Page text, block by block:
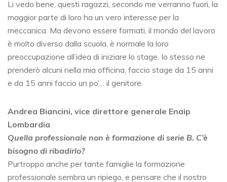
Li vedo bene, questi ragazzi, secondo me verranno fuori, la
maggior parte di loro ha un vero interesse per la
meccanica. Ma devono essere formati, il mondo del lavoro
è molto diverso dalla scuola, è normale la loro
preoccupazione all’idea di iniziare lo stage. Io stesso ne
prenderò alcuni nella mia officina, faccio stage da 15 anni
e da 15 anni faccio un po’… il genitore.
Andrea Biancini, vice direttore generale Enaip
Lombardia
Quella professionale non è formazione di serie B. C’è
bisogno di ribadirlo?
Purtroppo anche per tante famiglie la formazione
professionale sembra un ripiego, e pensare che il nostro